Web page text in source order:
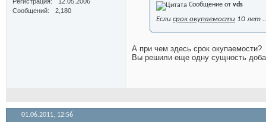
Сообщений
2,180
Сообщение от vds
Если срок окупаемости 10 лет
А при чем здесь срок окупаемости?
Вы решили еще одну сущность
01.06.2011, 12:56